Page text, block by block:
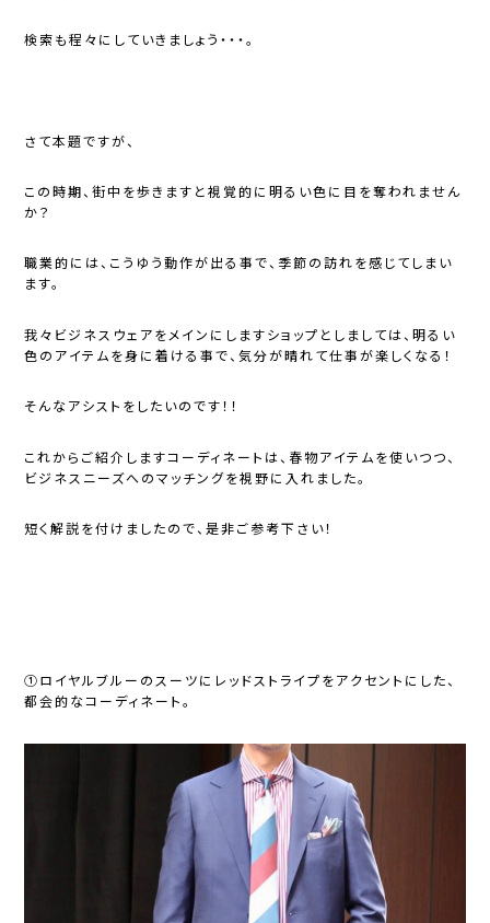
検索も程々にしていきましょう・・・。
さて本題ですが、
この時期、街中を歩きますと視覚的に明るい色に目を奪われません
か？
職業的には、こうゆう動作が出る事で、季節の訪れを感じてしまい
ます。
我々ビジネスウェアをメインにしますショップとしましては、明るい
色のアイテムを身に着ける事で、気分が晴れて仕事が楽しくなる！
そんなアシストをしたいのです！！
これからご紹介しますコーディネートは、春物アイテムを使いつつ、
ビジネスニーズへのマッチングを視野に入れました。
短く解説を付けましたので、是非ご参考下さい！
①ロイヤルブルーのスーツにレッドストライプをアクセントにした、
都会的なコーディネート。